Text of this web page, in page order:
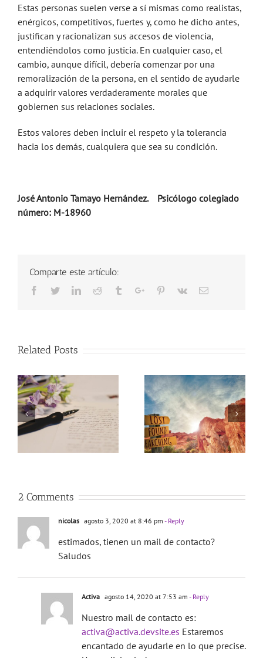
Estas personas suelen verse a sí mismas como realistas,
enérgicos, competitivos, fuertes y, como he dicho antes,
justifican y racionalizan sus accesos de violencia,
entendiéndolos como justicia. En cualquier caso, el
cambio, aunque difícil, debería comenzar por una
remoralización de la persona, en el sentido de ayudarle
a adquirir valores verdaderamente morales que
gobiernen sus relaciones sociales.
Estos valores deben incluir el respeto y la tolerancia
hacia los demás, cualquiera que sea su condición.
José Antonio Tamayo Hernández. Psicólogo colegiado
número: M-18960
Comparte este artículo:
Facebook
TwitterLinkedinReddit TumblrGoogle+Pinterest
Vk Email
Related Posts
PERDERSE FORMA
PARTE DEL
CAMINO
¿POR QUÉ LAS
DIETAS NO
FUNCIONAN?
2 Comments
nicolas agosto 3, 2020 at 8:46 pm - Reply
estimados, tienen un mail de contacto?
Saludos
Activa agosto 14, 2020 at 7:53 am - Reply
Nuestro mail de contacto es:
activa@activa.devsite.es Estaremos
encantado de ayudarle en lo que precise.